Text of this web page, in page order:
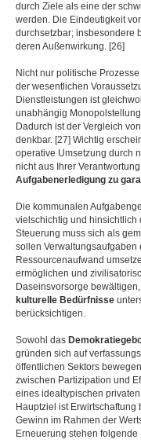
durch Ziele als eine der
werden. Die Eindeutigkeit
durchsetzbar; insbesondere
deren Außenwirkung. [26]
Nicht nur politische
der wesentlichen
Dienstleistungen ist
unabhängig
Dadurch ist der Vergleich
denkbar. [27] Wichtig
operative Umsetzung durch
nicht aus Ihrer
Aufgabenerledigung zu
Die kommunalen
vielschichtig und hinsichtlich
Steuerung muss sich als
sollen Verwaltungsaufgaben
Ressourcenaufwand
ermöglichen und
Daseinsvorsorge
kulturelle Bedürfnisse
berücksichtigen.
Sowohl das
gründen sich auf
öffentlichen Sektors
zwischen Partizipation und
eines idealtypischen
Hauptziel ist
Gewinn im Rahmen der
Erneuerung stehen folgende